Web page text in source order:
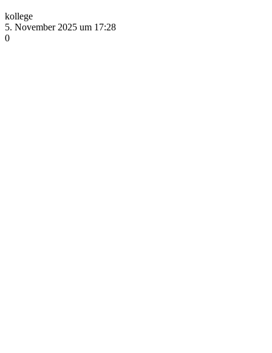
kollege
5. November 2025 um 17:28
0